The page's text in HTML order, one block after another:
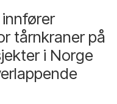
tårnkraner på
i Norge